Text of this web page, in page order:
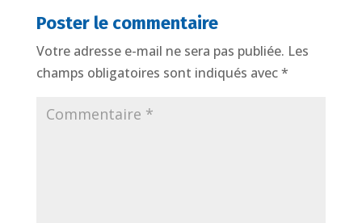
Poster le commentaire
Votre adresse e-mail ne sera pas publiée. Les
champs obligatoires sont indiqués avec*